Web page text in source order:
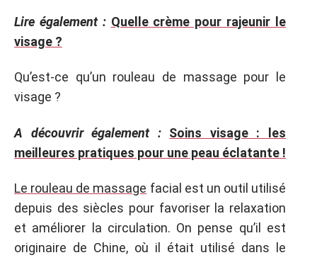
Lire également : Quelle crème pour rajeunir le
visage ?
Qu’est-ce qu’un rouleau de massage pour le
visage ?
A découvrir également : Soins visage : les
meilleures pratiques pour une peau éclatante !
Le rouleau de massage facial est un outil utilisé
depuis des siècles pour favoriser la relaxation
et améliorer la circulation. On pense qu’il est
originaire de Chine, où il était utilisé dans le